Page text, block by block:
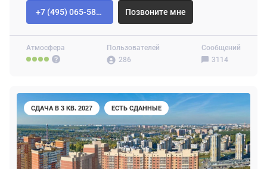
Атмосфера
Пользователей
286
Сообщений
3114
+7 (495) 065-58-92 Позвоните мне
СДАЧА В 3 КВ. 2027 ЕСТЬ СДАННЫЕ